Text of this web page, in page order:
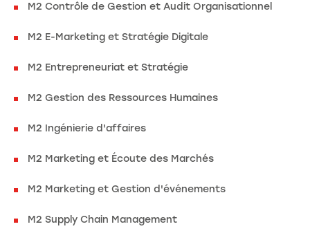
M2 Contrôle de Gestion et Audit Organisationnel
M2 E-Marketing et Stratégie Digitale
M2 Entrepreneuriat et Stratégie
M2 Gestion des Ressources Humaines
M2 Ingénierie d'affaires
M2 Marketing et Écoute des Marchés
M2 Marketing et Gestion d'événements
M2 Supply Chain Management